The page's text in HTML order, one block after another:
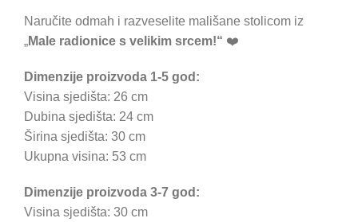
Naručite odmah i razveselite mališane stolicom iz
„Male radionice s velikim srcem!“ ❤️
Dimenzije proizvoda 1-5 god:
Visina sjedišta: 26 cm
Dubina sjedišta: 24 cm
Širina sjedišta: 30 cm
Ukupna visina: 53 cm
Dimenzije proizvoda 3-7 god:
Visina sjedišta: 30 cm